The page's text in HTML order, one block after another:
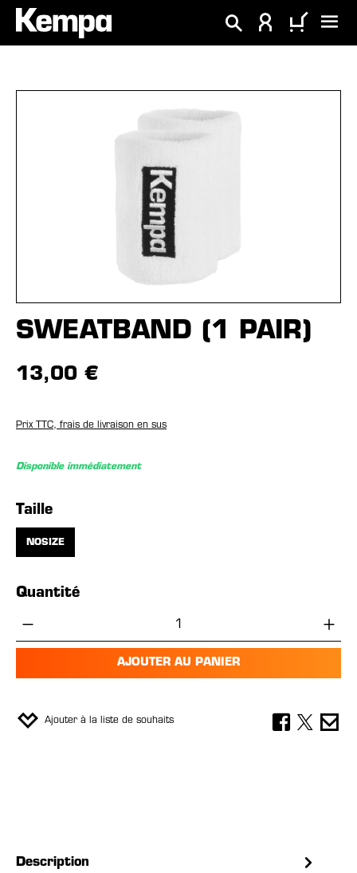
principal
SWEATBAND (1 PAIR)
13,00 €
Prix TTC, frais de livraison en sus
Disponible immédiatement
Sélectionnez
Taille
NOSIZE
Quantité
Quantité de produit : Entrez la quantité
AJOUTER AU PANIER
Ajouter à la liste de souhaits
Description